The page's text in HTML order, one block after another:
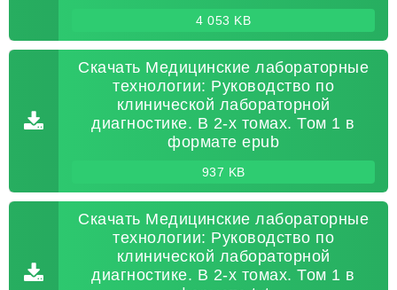
4 053 KB
Скачать Медицинские лабораторные
технологии: Руководство по
клинической лабораторной
диагностике. В 2-х томах. Том 1 в
формате epub
937 KB
Скачать Медицинские лабораторные
технологии: Руководство по
клинической лабораторной
диагностике. В 2-х томах. Том 1 в